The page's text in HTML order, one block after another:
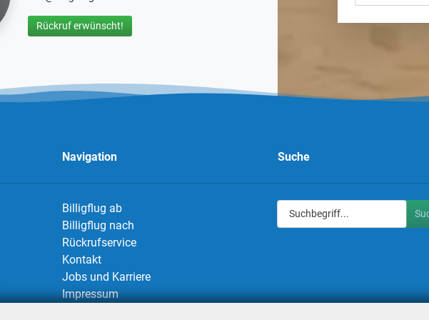
Rückruf erwünscht!
Navigation
Billigflug ab
Billigflug nach
Rückrufservice
Kontakt
Jobs und Karriere
Impressum
Suche